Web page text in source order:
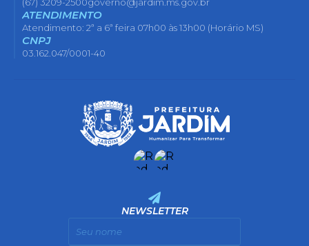
(67) 3209-2500governo@jardim.ms.gov.br
ATENDIMENTO
Atendimento: 2ª a 6ª feira 07h00 às 13h00 (Horário MS)
CNPJ
03.162.047/0001-40
NEWSLETTER